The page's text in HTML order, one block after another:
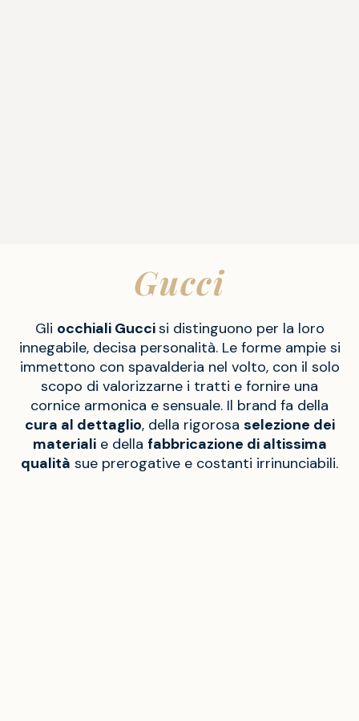
Gucci
Gli occhiali Guccisi distinguono per la loro
innegabile, decisa personalità. Le forme ampie si
immettono con spavalderia nel volto, con il solo
scopo di valorizzarne i tratti e fornire una
cornice armonica e sensuale. Il brand fa della
cura al dettaglio, della rigorosa selezione dei
materialie della fabbricazione di altissima
qualità sue prerogative e costanti irrinunciabili.